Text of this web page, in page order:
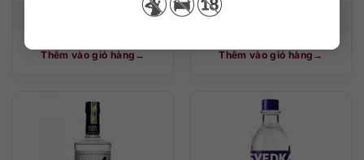
45%
Thêm vào giỏ hàng Thêm vào giỏ hàng